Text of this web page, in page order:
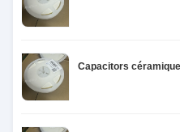
Capacitors